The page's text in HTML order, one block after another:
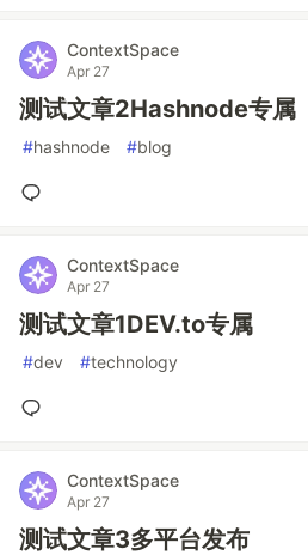
ContextSpace
Apr 27
测试文章2Hashnode专属
#hashnode #blog
ContextSpace
Apr 27
测试文章1DEV.to专属
#dev #technology
ContextSpace
Apr 27
测试文章3多平台发布